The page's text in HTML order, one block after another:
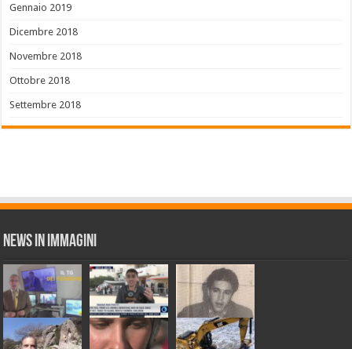
Gennaio 2019
Dicembre 2018
Novembre 2018
Ottobre 2018
Settembre 2018
News in Immagini